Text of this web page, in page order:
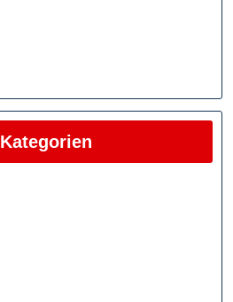
Kategorien